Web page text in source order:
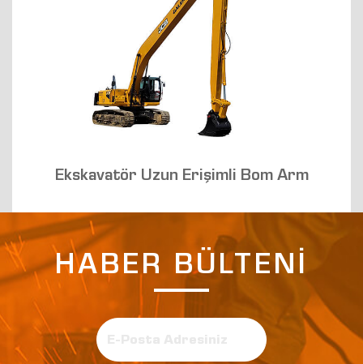
Ekskavatör Uzun Erişimli Bom Arm
HABER BÜLTENİ